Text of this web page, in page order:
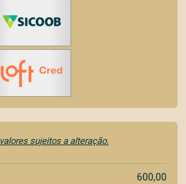
valores sujeitos a alteração.
600,00